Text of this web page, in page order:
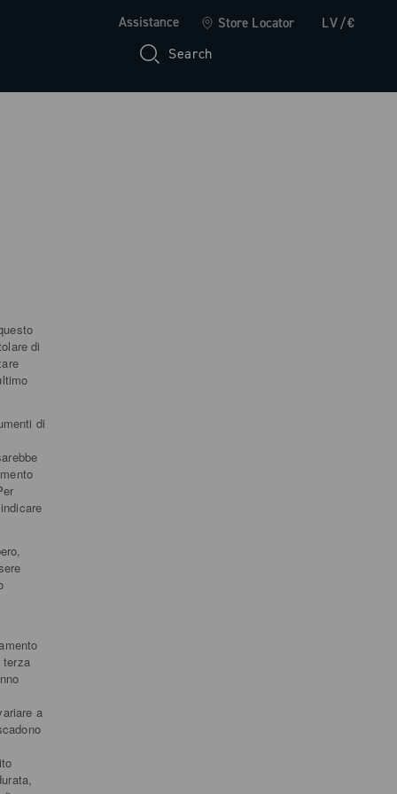
Assistance Store Locator LV/€
Search
di
di
terza
a